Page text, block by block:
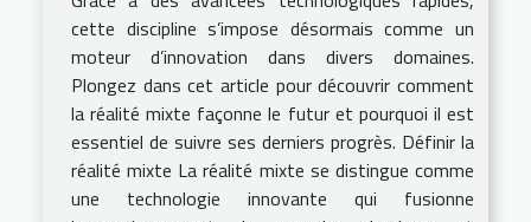
cette discipline s’impose désormais comme un
moteur d’innovation dans divers domaines.
Plongez dans cet article pour découvrir comment
la réalité mixte façonne le futur et pourquoi il est
essentiel de suivre ses derniers progrès. Définir la
réalité mixte La réalité mixte se distingue comme
une technologie innovante qui fusionne